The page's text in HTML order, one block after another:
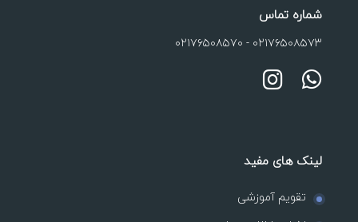
شماره تماس
۰۲۱۷۶۵۰۸۵۷۳ - ۰۲۱۷۶۵۰۸۵۷۰
لینک های مفید
تقویم آموزشی